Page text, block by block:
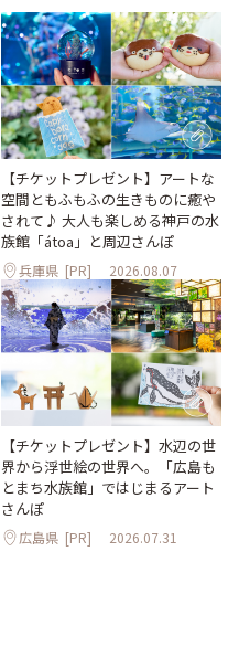
【チケットプレゼント】アートな
空間ともふもふの生きものに癒や
されて♪ 大人も楽しめる神戸の水
族館「átoa」と周辺さんぽ
兵庫県 [PR] 2026.08.07
【チケットプレゼント】水辺の世
界から浮世絵の世界へ。「広島も
とまち水族館」ではじまるアート
さんぽ
広島県 [PR] 2026.07.31